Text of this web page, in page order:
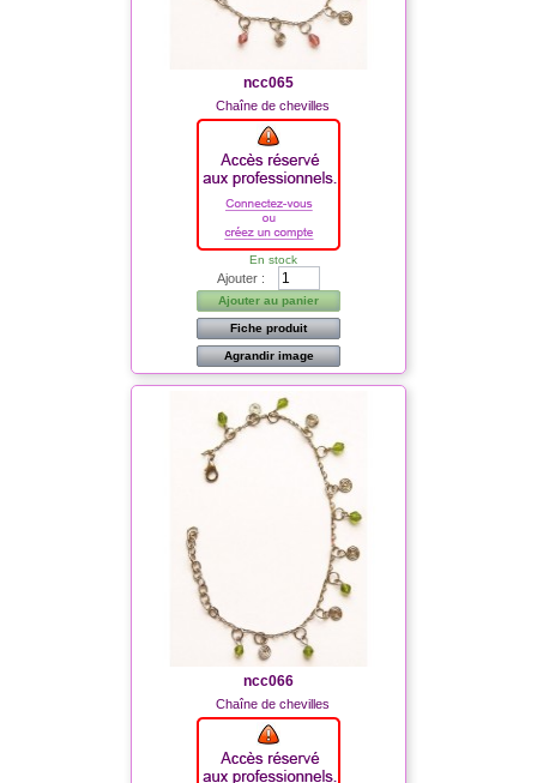
ncc065
Chaîne de chevilles
En stock
Ajouter :
Ajouter au panier
Fiche produit
Agrandir image
ncc066
Chaîne de chevilles